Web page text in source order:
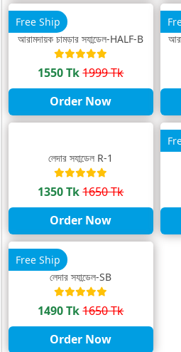
Free Ship
আরামদায়ক চামড়ার স্যান্ডেল-HALF-B
1550 Tk1999 Tk
Order Now
লেদার স্যান্ডেল R-1
1350 Tk1650 Tk
Order Now
Free Ship
লেদার স্যান্ডেল-SB
1490 Tk1650 Tk
Order Now